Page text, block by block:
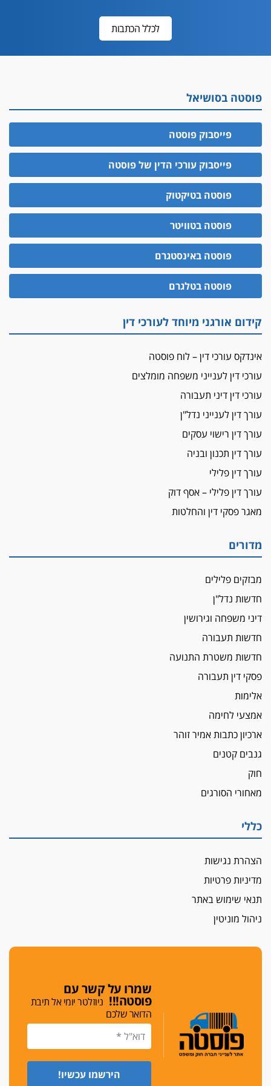
לכלל הכתבות
פוסטה בסושיאל
פייסבוק פוסטה
פייסבוק עורכי הדין של פוסטה
פוסטה בטיקטוק
פוסטה בטוויטר
פוסטה באינסטגרם
פוסטה בטלגרם
קידום אורגני מיוחד לעורכי דין
אינדקס עורכי דין – לוח פוסטה
עורכי דין לענייני משפחה מומלצים
עורכי דין דיני תעבורה
עורך דין לענייני נדל"ן
עורך דין רישוי עסקים
עורך דין תכנון ובניה
עורך דין פלילי
עורך דין פלילי – אסף דוק
מאגר פסקי דין והחלטות
מדורים
מבזקים פלילים
חדשות נדל"ן
דיני משפחה וגירושין
חדשות תעבורה
חדשות משטרת התנועה
פסקי דין תעבורה
אלימות
אמצעי לחימה
ארכיון כתבות אמיר זוהר
גנבים קטנים
חוק
מאחורי הסורגים
כללי
הצהרת נגישות
מדיניות פרטיות
תנאי שימוש באתר
ניהול מוניטין
שמרו על קשר עם
פוסטה!!! ניוזלטר יומי אל תיבת
הדואר שלכם